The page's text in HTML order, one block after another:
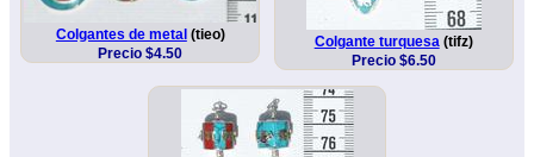
Colgantes de metal (tieo)
Precio $4.50
Colgante turquesa (tifz)
Precio $6.50